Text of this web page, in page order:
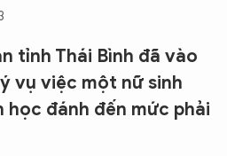
tỉnh Thái Bình đã vào
vụ việc một nữ sinh
học đánh đến mức phải